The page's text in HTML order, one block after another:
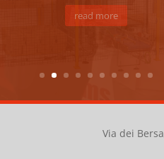
FAMS is pleased to present its
palletizing system with
read more
Via dei